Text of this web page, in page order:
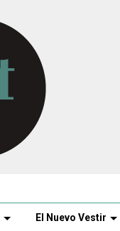
El Nuevo Vestir